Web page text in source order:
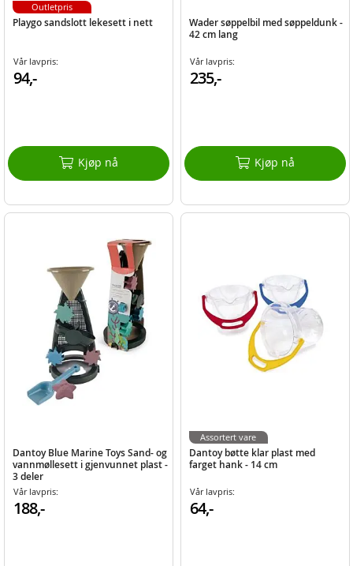
Playgo sandslott lekesett i nett
Vår lavpris:
94,-
Kjøp nå
Outletpris
Wader søppelbil med søppeldunk -
42 cm lang
Vår lavpris:
235,-
Kjøp nå
Dantoy Blue Marine Toys Sand- og
vannmøllesett i gjenvunnet plast -
3 deler
Vår lavpris:
188,-
Dantoy bøtte klar plast med
farget hank - 14 cm
Vår lavpris:
64,-
Assortert vare